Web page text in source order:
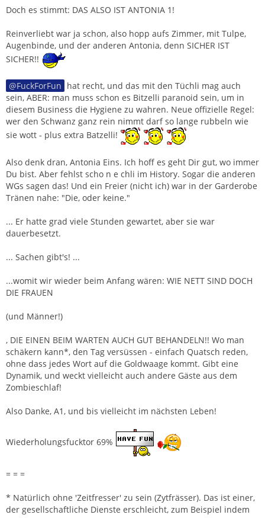
Doch es stimmt: DAS ALSO IST ANTONIA 1!
Reinverliebt war ja schon, also hopp aufs Zimmer, mit Tulpe,
Augenbinde, und der anderen Antonia, denn SICHER IST
SICHER!!
FuckForFun hat recht, und das mit den Tüchli mag auch
sein, ABER: man muss schon es Bitzelli paranoid sein, um in
diesem Business die Hygiene zu wahren. Neue offizielle Regel:
wer den Schwanz ganz rein nimmt darf so lange rubbeln wie
sie wott - plus extra Batzelli!
Also denk dran, Antonia Eins. Ich hoff es geht Dir gut, wo immer
Du bist. Aber fehlst scho n e chli im History. Sogar die anderen
WGs sagen das! Und ein Freier (nicht ich) war in der Garderobe
Tränen nahe: "Die, oder keine."
... Er hatte grad viele Stunden gewartet, aber sie war
dauerbesetzt.
... Sachen gibt's! ...
...womit wir wieder beim Anfang wären: WIE NETT SIND DOCH
DIE FRAUEN
(und Männer!)
, DIE EINEN BEIM WARTEN AUCH GUT BEHANDELN!! Wo man
schäkern kann*, den Tag versüssen - einfach Quatsch reden,
ohne dass jedes Wort auf die Goldwaage kommt. Gibt eine
Dynamik, und weckt vielleicht auch andere Gäste aus dem
Zombieschlaf!
Also Danke, A1, und bis vielleicht im nächsten Leben!
Wiederholungsfucktor 69%
= = =
* Natürlich ohne 'Zeitfresser' zu sein (Zytfrässer). Das ist einer,
der gesellschaftliche Dienste erschleicht, zum Beispiel indem